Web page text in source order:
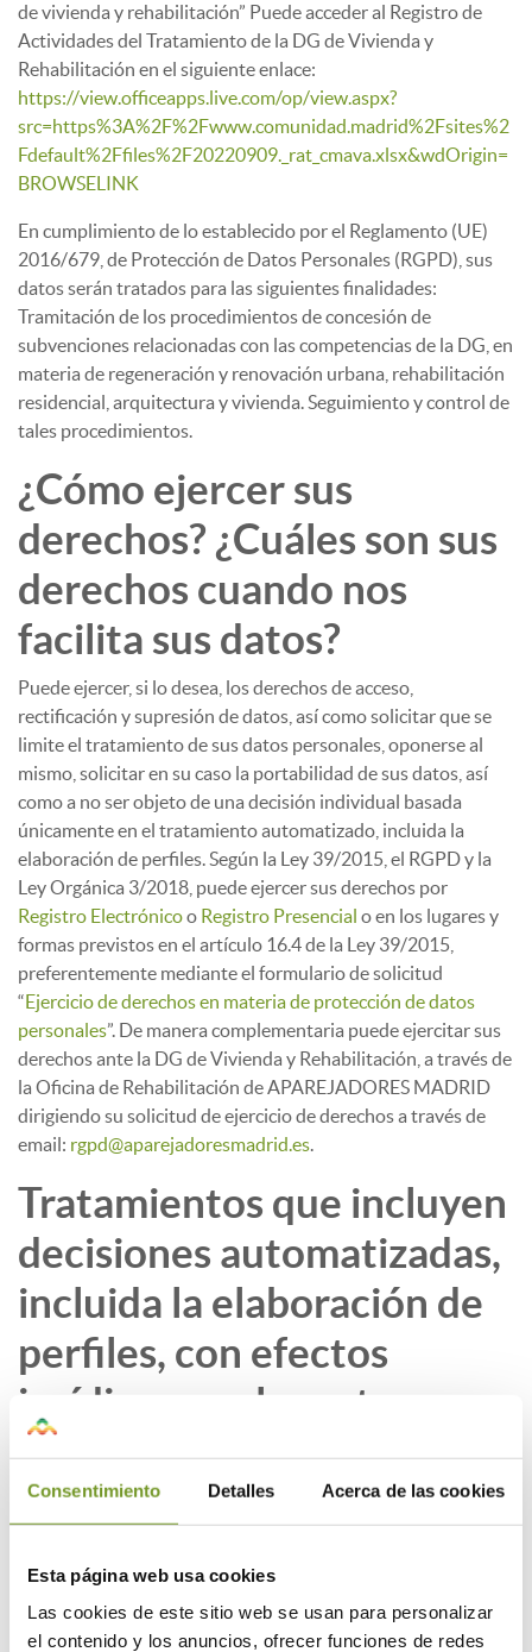
Consentimiento Detalles Acerca de las cookies
Esta página web usa cookies
Las cookies de este sitio web se usan para personalizar
el contenido y los anuncios, ofrecer funciones de redes
de vivienda y rehabilitación” Puede acceder al Registro de
Actividades del Tratamiento de la DG de Vivienda y
Rehabilitación en el siguiente enlace:
https://view.officeapps.live.com/op/view.aspx?
src=https%3A%2F%2Fwww.comunidad.madrid%2Fsites%2
Fdefault%2Ffiles%2F20220909._rat_cmava.xlsx&wdOrigin=
BROWSELINK
En cumplimiento de lo establecido por el Reglamento (UE)
2016/679, de Protección de Datos Personales (RGPD), sus
datos serán tratados para las siguientes finalidades:
Tramitación de los procedimientos de concesión de
subvenciones relacionadas con las competencias de la DG, en
materia de regeneración y renovación urbana, rehabilitación
residencial, arquitectura y vivienda. Seguimiento y control de
tales procedimientos.
¿Cómo ejercer sus
derechos? ¿Cuáles son sus
derechos cuando nos
facilita sus datos?
Puede ejercer, si lo desea, los derechos de acceso,
rectificación y supresión de datos, así como solicitar que se
limite el tratamiento de sus datos personales, oponerse al
mismo, solicitar en su caso la portabilidad de sus datos, así
como a no ser objeto de una decisión individual basada
únicamente en el tratamiento automatizado, incluida la
elaboración de perfiles. Según la Ley 39/2015, el RGPD y la
Ley Orgánica 3/2018, puede ejercer sus derechos por
Registro Electrónicoo Registro Presencial o en los lugares y
formas previstos en el artículo 16.4 de la Ley 39/2015,
preferentemente mediante el formulario de solicitud
“ Ejercicio de derechos en materia de protección de datos
personales”. De manera complementaria puede ejercitar sus
derechos ante la DG de Vivienda y Rehabilitación, a través de
la Oficina de Rehabilitación de APAREJADORES MADRID
dirigiendo su solicitud de ejercicio de derechos a través de
email: rgpd@aparejadoresmadrid.es.
Tratamientos que incluyen
decisiones automatizadas,
incluida la elaboración de
perfiles, con efectos
jurídicos o relevantes.
¿Por cuánto tiempo
conservaremos sus datos
personales?